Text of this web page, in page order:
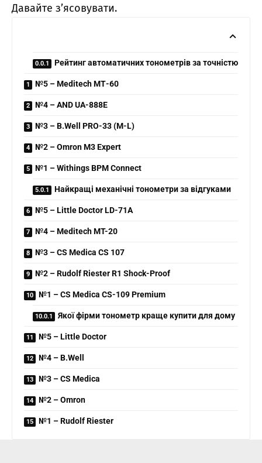
Давайте з’ясовувати.
Рейтинг автоматичних тонометрів за точністю
№5 – Meditech МТ-60
№4 – AND UA-888E
№3 – B.Well PRO-33 (М-L)
№2 – Omron M3 Expert
№1 – Withings BPM Connect
Найкращі механічні тонометри за відгуками
№5 – Little Doctor LD-71А
№4 – Meditech MT-20
№3 – CS Medica CS 107
№2 – Rudolf Riester R1 Shock-Proof
№1 – CS Medica CS-109 Premium
Якої фірми тонометр краще купити для дому
№5 – Little Doctor
№4 – B.Well
№3 – CS Medica
№2 – Omron
№1 – Rudolf Riester